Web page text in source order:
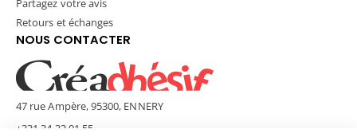
Partagez votre avis
Retours et échanges
NOUS CONTACTER
47 rue Ampère, 95300, ENNERY
+331 34 33 01 55